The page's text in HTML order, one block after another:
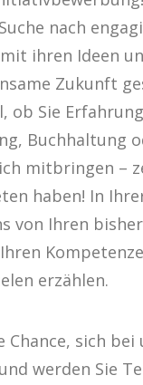
nach
ihren Ideen
Zukunft
ob Sie
Buchhaltung
mitbringen –
haben! In
von Ihren
erzählen.
Chance, sich bei
werden Sie